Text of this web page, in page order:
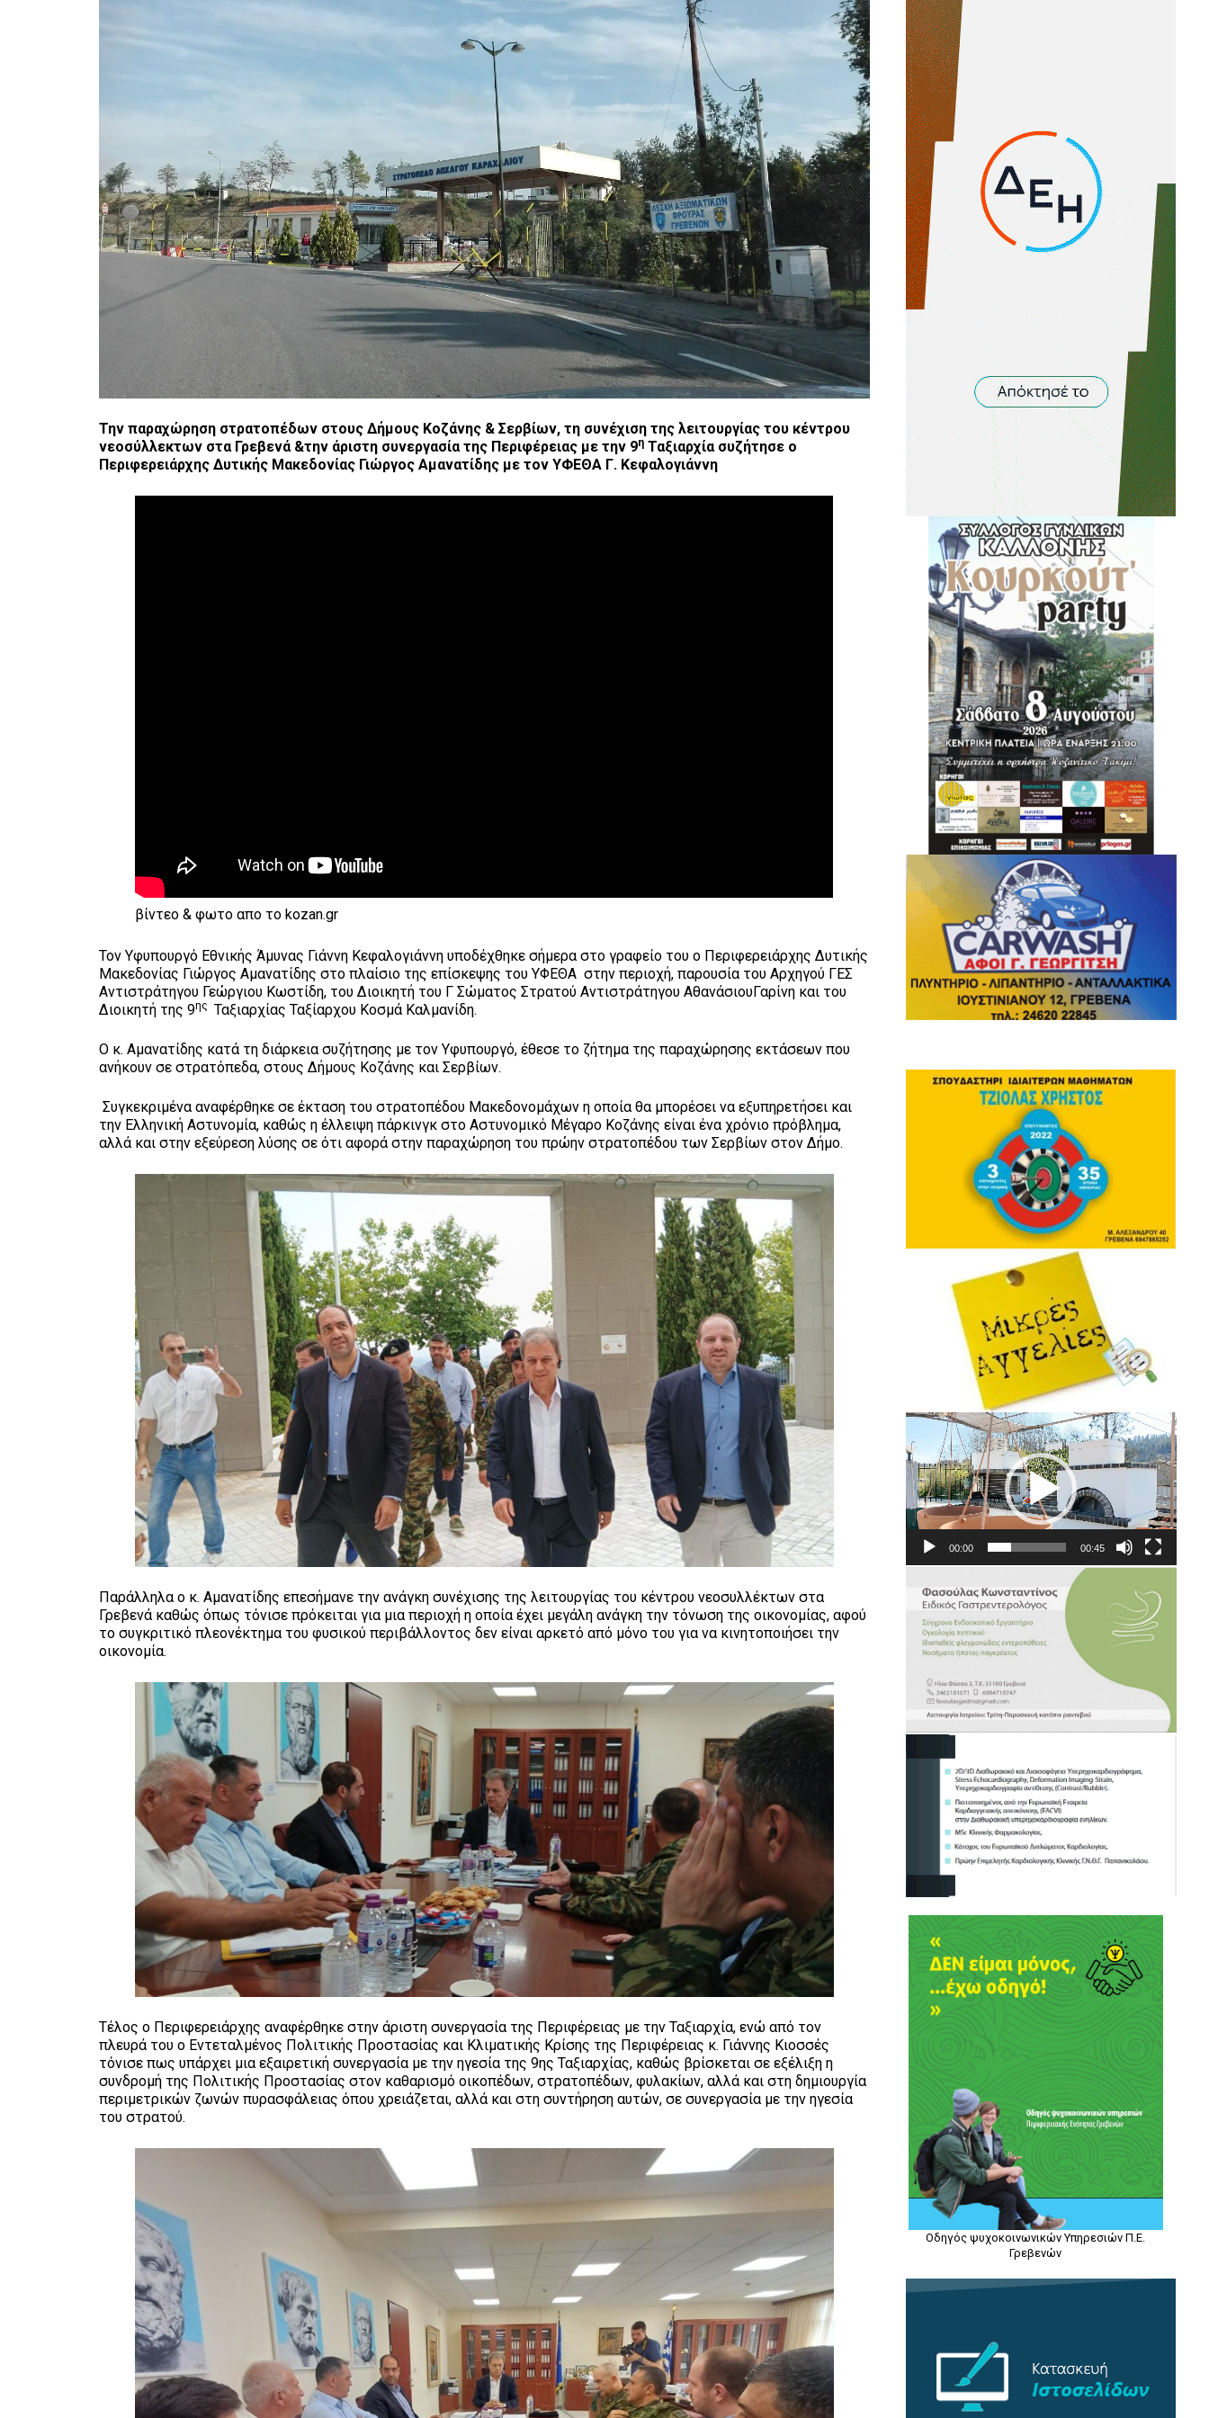
Την παραχώρηση στρατοπέδων στους Δήμους Κοζάνης & Σερβίων, τη συνέχιση της λειτουργίας του κέντρου
νεοσύλλεκτων στα Γρεβενά &την άριστη συνεργασία της Περιφέρειας με την 9η Ταξιαρχία συζήτησε ο
Περιφερειάρχης Δυτικής Μακεδονίας Γιώργος Αμανατίδης με τον ΥΦΕΘΑ Γ. Κεφαλογιάννη
βίντεο & φωτο απο το kozan.gr
Τον Υφυπουργό Εθνικής Άμυνας Γιάννη Κεφαλογιάννη υποδέχθηκε σήμερα στο γραφείο του ο Περιφερειάρχης Δυτικής
Μακεδονίας Γιώργος Αμανατίδης στο πλαίσιο της επίσκεψης του ΥΦΕΘΑ στην περιοχή, παρουσία του Αρχηγού ΓΕΣ
Αντιστράτηγου Γεώργιου Κωστίδη, του Διοικητή του Γ Σώματος Στρατού Αντιστράτηγου ΑθανάσιουΓαρίνη και του
Διοικητή της 9ης Ταξιαρχίας Ταξίαρχου Κοσμά Καλμανίδη.
Ο κ. Αμανατίδης κατά τη διάρκεια συζήτησης με τον Υφυπουργό, έθεσε το ζήτημα της παραχώρησης εκτάσεων που
ανήκουν σε στρατόπεδα, στους Δήμους Κοζάνης και Σερβίων.
Συγκεκριμένα αναφέρθηκε σε έκταση του στρατοπέδου Μακεδονομάχων η οποία θα μπορέσει να εξυπηρετήσει και
την Ελληνική Αστυνομία, καθώς η έλλειψη πάρκινγκ στο Αστυνομικό Μέγαρο Κοζάνης είναι ένα χρόνιο πρόβλημα,
αλλά και στην εξεύρεση λύσης σε ότι αφορά στην παραχώρηση του πρώην στρατοπέδου των Σερβίων στον Δήμο.
Παράλληλα ο κ. Αμανατίδης επεσήμανε την ανάγκη συνέχισης της λειτουργίας του κέντρου νεοσυλλέκτων στα
Γρεβενά καθώς όπως τόνισε πρόκειται για μια περιοχή η οποία έχει μεγάλη ανάγκη την τόνωση της οικονομίας, αφού
το συγκριτικό πλεονέκτημα του φυσικού περιβάλλοντος δεν είναι αρκετό από μόνο του για να κινητοποιήσει την
οικονομία.
Τέλος ο Περιφερειάρχης αναφέρθηκε στην άριστη συνεργασία της Περιφέρειας με την Ταξιαρχία, ενώ από τον
πλευρά του ο Εντεταλμένος Πολιτικής Προστασίας και Κλιματικής Κρίσης της Περιφέρειας κ. Γιάννης Κιοσσές
τόνισε πως υπάρχει μια εξαιρετική συνεργασία με την ηγεσία της 9ης Ταξιαρχίας, καθώς βρίσκεται σε εξέλιξη η
συνδρομή της Πολιτικής Προστασίας στον καθαρισμό οικοπέδων, στρατοπέδων, φυλακίων, αλλά και στη δημιουργία
περιμετρικών ζωνών πυρασφάλειας όπου χρειάζεται, αλλά και στη συντήρηση αυτών, σε συνεργασία με την ηγεσία
του στρατού.
Πρόγραμμα
Αναπαραγωγής
Βίντεο
00:00 00:45
Οδηγός ψυχοκοινωνικών Υπηρεσιών Π.Ε.
Γρεβενών